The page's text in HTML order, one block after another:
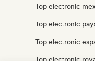
Top electronic
Top electronic
Top electronic
Top electronic